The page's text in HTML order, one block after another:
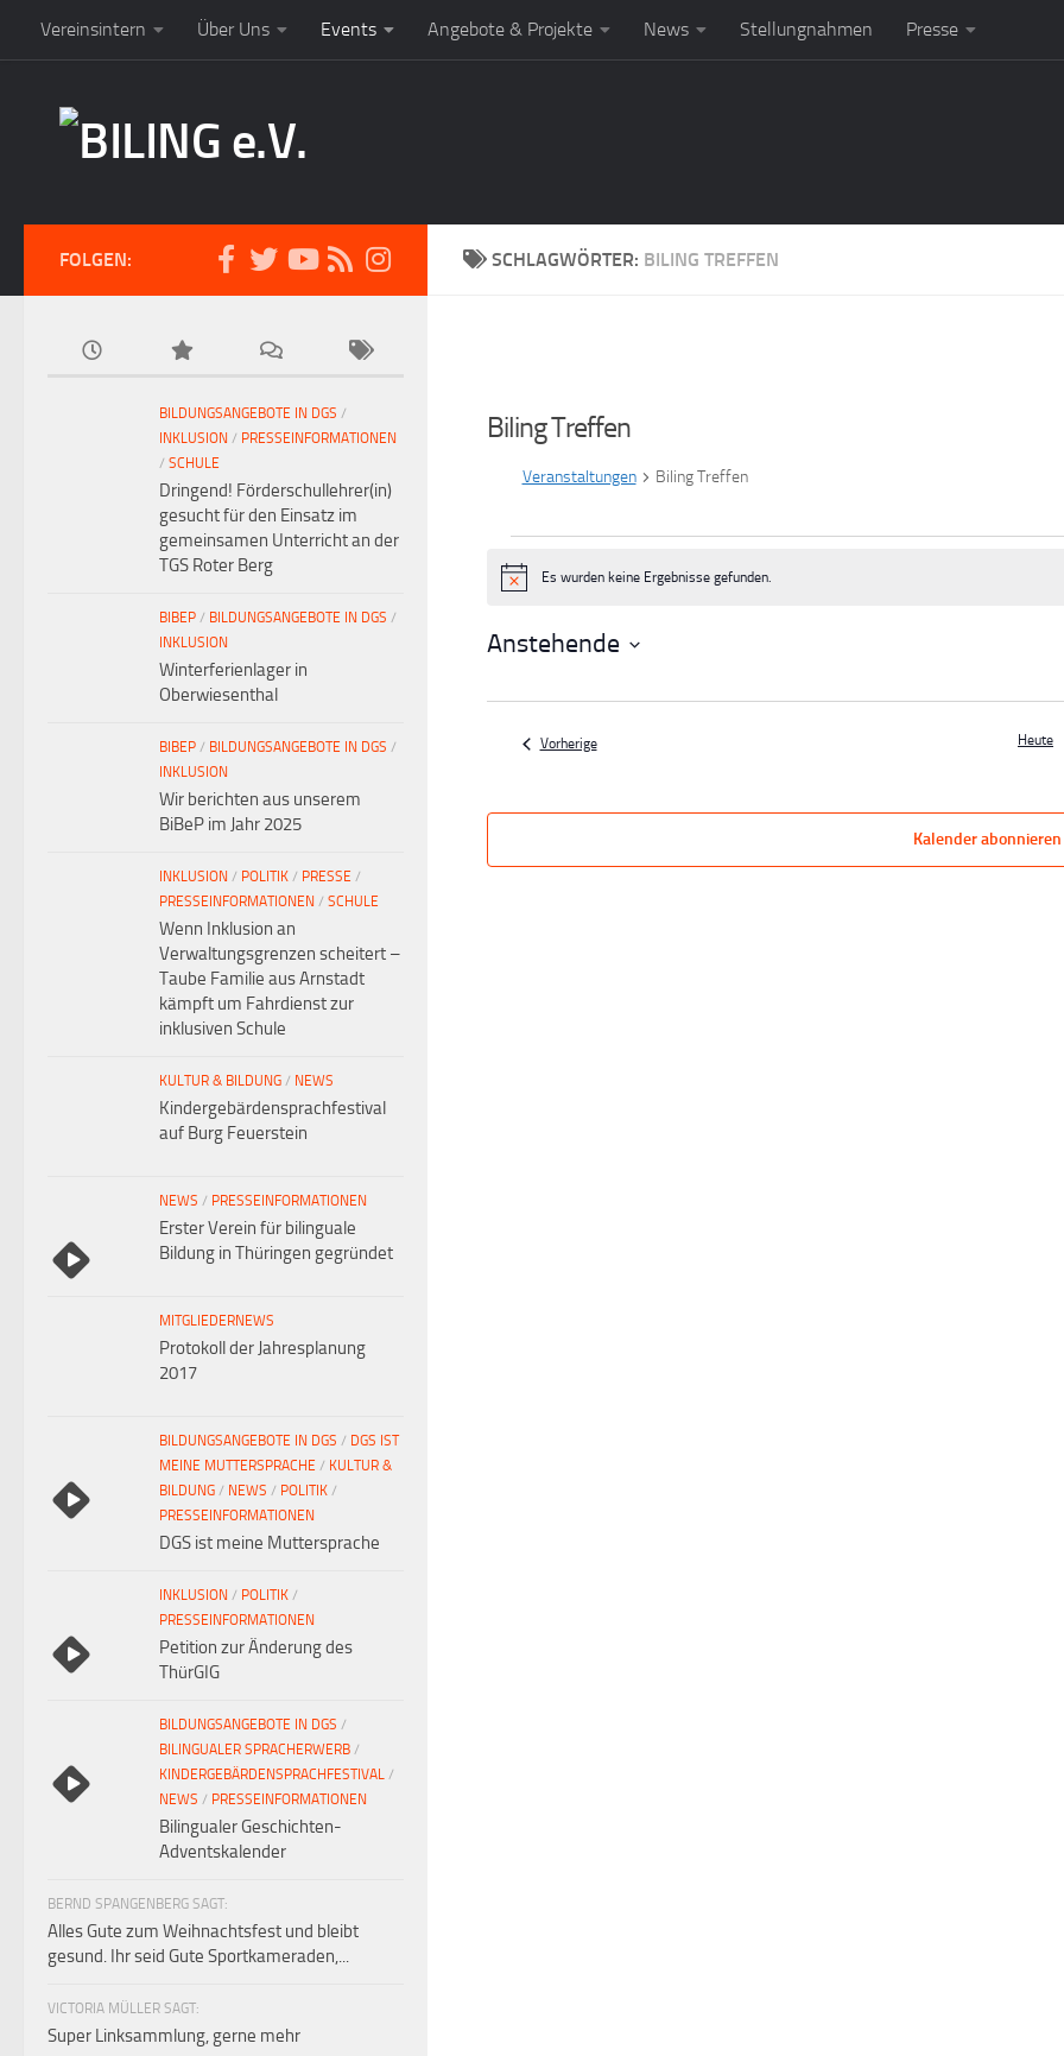
Vereinsintern Über Uns Events Angebote & Projekte News Stellungnahmen Presse
SCHLAGWÖRTER: BILING TREFFEN
Biling Treffen
Veranstaltungen Biling Treffen
Veranstaltungen
HinweisEs wurden keine Ergebnisse gefunden.
Anstehende
VorherigeVeranstaltungen Heute
Kalender abonnieren
FOLGEN:
BILDUNGSANGEBOTE IN DGS /
INKLUSION / PRESSEINFORMATIONEN
/ SCHULE
Dringend! Förderschullehrer(in)
gesucht für den Einsatz im
gemeinsamen Unterricht an der
TGS Roter Berg
BIBEP / BILDUNGSANGEBOTE IN DGS /
INKLUSION
Winterferienlager in
Oberwiesenthal
BIBEP / BILDUNGSANGEBOTE IN DGS /
INKLUSION
Wir berichten aus unserem
BiBeP im Jahr 2025
INKLUSION / POLITIK / PRESSE /
PRESSEINFORMATIONEN / SCHULE
Wenn Inklusion an
Verwaltungsgrenzen scheitert –
Taube Familie aus Arnstadt
kämpft um Fahrdienst zur
inklusiven Schule
KULTUR & BILDUNG / NEWS
Kindergebärdensprachfestival
auf Burg Feuerstein
NEWS / PRESSEINFORMATIONEN
Erster Verein für bilinguale
Bildung in Thüringen gegründet
MITGLIEDERNEWS
Protokoll der Jahresplanung
2017
BILDUNGSANGEBOTE IN DGS / DGS IST
MEINE MUTTERSPRACHE / KULTUR &
BILDUNG / NEWS / POLITIK /
PRESSEINFORMATIONEN
DGS ist meine Muttersprache
INKLUSION / POLITIK /
PRESSEINFORMATIONEN
Petition zur Änderung des
ThürGIG
BILDUNGSANGEBOTE IN DGS /
BILINGUALER SPRACHERWERB /
KINDERGEBÄRDENSPRACHFESTIVAL /
NEWS / PRESSEINFORMATIONEN
Bilingualer Geschichten-
Adventskalender
BERND SPANGENBERG SAGT:
Alles Gute zum Weihnachtsfest und bleibt
gesund. Ihr seid Gute Sportkameraden,...
VICTORIA MÜLLER SAGT:
Super Linksammlung, gerne mehr